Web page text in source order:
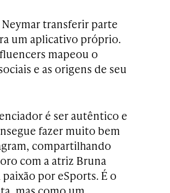
transferir parte
um aplicativo próprio.
mapeou o
e as origens de seu
é ser autêntico e
fazer muito bem
compartilhando
com a atriz Bruna
por eSports. É o